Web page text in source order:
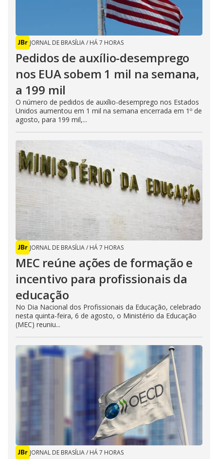
JORNAL DE BRASÍLIA/ HÁ 7 HORAS
Pedidos de auxílio-desemprego
nos EUA sobem 1 mil na semana,
a 199 mil
O número de pedidos de auxílio-desemprego nos Estados
Unidos aumentou em 1 mil na semana encerrada em 1º de
agosto, para 199 mil,...
JORNAL DE BRASÍLIA/ HÁ 7 HORAS
MEC reúne ações de formação e
incentivo para profissionais da
educação
No Dia Nacional dos Profissionais da Educação, celebrado
nesta quinta-feira, 6 de agosto, o Ministério da Educação
(MEC) reuniu...
JORNAL DE BRASÍLIA/ HÁ 7 HORAS